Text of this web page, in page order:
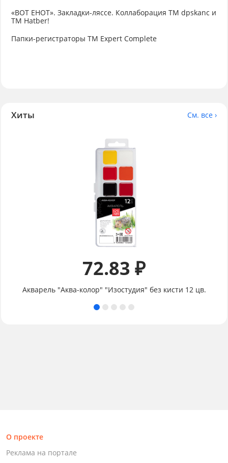
«ВОТ ЕНОТ». Закладки-ляссе. Коллаборация TM dpskanc и
ТМ Hatber!
Папки-регистраторы ТМ Expert Complete
Хиты См. все ›
72.83 ₽
Акварель "Аква-колор" "Изостудия" без кисти 12 цв.
О проекте
Реклама на портале